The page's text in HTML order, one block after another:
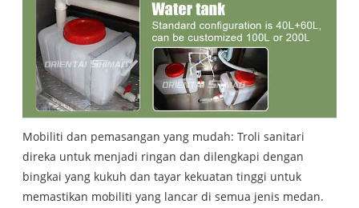
Mobiliti dan pemasangan yang mudah: Troli sanitari
direka untuk menjadi ringan dan dilengkapi dengan
bingkai yang kukuh dan tayar kekuatan tinggi untuk
memastikan mobiliti yang lancar di semua jenis medan.